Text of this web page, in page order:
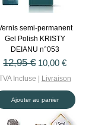
semi-permanent
Gel Polish KRISTY
DEIANU n°053
Prix original
12,95 € Prix
10,00 €
Incluse Livraison
Ajouter au panier